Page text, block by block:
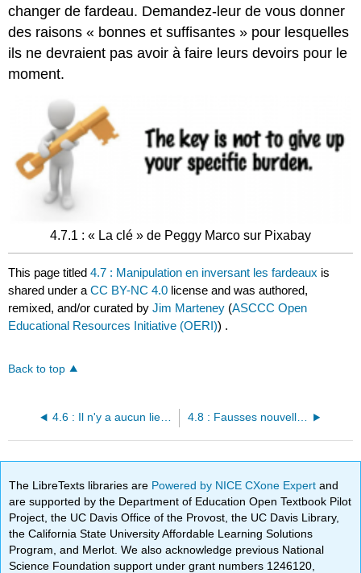
changer de fardeau. Demandez-leur de vous donner
des raisons « bonnes et suffisantes » pour lesquelles
ils ne devraient pas avoir à faire leurs devoirs pour le
moment.
4.7.1 : « La clé » de Peggy Marco sur Pixabay
This page titled4.7 : Manipulation en inversant les fardeaux is
shared under aCC BY-NC 4.0 license and was authored,
remixed, and/or curated byJim Marteney (ASCCC Open
Educational Resources Initiative (OERI)) .
Back to top
4.6 : Il n'y a aucun lien entre un argument 4.8 : Fausses nouvelles et manipulation des fardeaux
The LibreTexts libraries are Powered by NICE CXone Expertand
are supported by the Department of Education Open Textbook Pilot
Project, the UC Davis Office of the Provost, the UC Davis Library,
the California State University Affordable Learning Solutions
Program, and Merlot. We also acknowledge previous National
Science Foundation support under grant numbers 1246120,